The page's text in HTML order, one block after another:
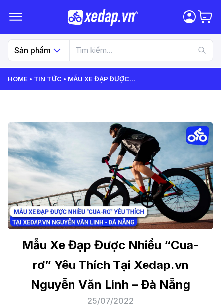
Sản phẩm
HOME TIN TỨC MẪU XE ĐẠP ĐƯỢC...
Mẫu Xe Đạp Được Nhiều “Cua-
rơ” Yêu Thích Tại Xedap.vn
Nguyễn Văn Linh – Đà Nẵng
25/07/2022